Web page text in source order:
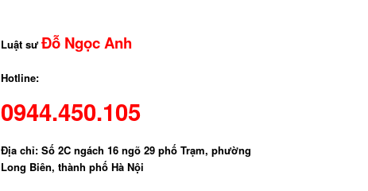
Luật sưĐỗ Ngọc Anh
Hotline:
0944.450.105
Địa chỉ: Số 2C ngách 16 ngõ 29 phố Trạm, phường
Long Biên, thành phố Hà Nội